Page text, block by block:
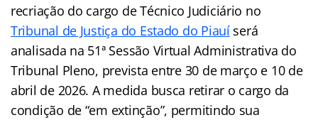
recriação do cargo de Técnico Judiciário no
Tribunal de Justiça do Estado do Piauíserá
analisada na 51ª Sessão Virtual Administrativa do
Tribunal Pleno, prevista entre 30 de março e 10 de
abril de 2026. A medida busca retirar o cargo da
condição de “em extinção”, permitindo sua